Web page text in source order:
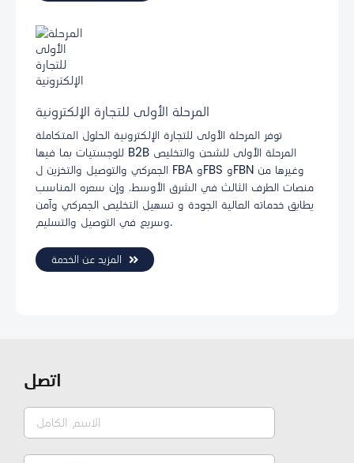
المرحلة الأولى للتجارة الإلكترونية
توفر المرحلة الأولى للتجارة الإلكترونية الحلول المتكاملة
للوجستيات بما فيها B2B المرحلة الأولى للشحن والتخليص
الجمركي والتوصيل والتخزين ل FBA وFBS وFBN وغيرها من
منصات الطرف الثالث في الشرق الأوسط، وإن سعره المناسب
يطابق خدماته العالية الجودة و تسهيل التخليص الجمركي وآمن
وسريع في التوصيل والتسليم.
المزيد عن الخدمة
اتصل